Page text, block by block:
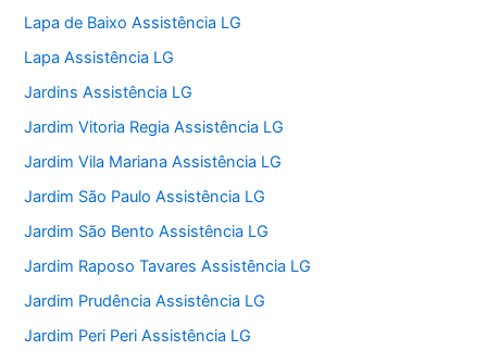
Lapa de Baixo Assistência LG
Lapa Assistência LG
Jardins Assistência LG
Jardim Vitoria Regia Assistência LG
Jardim Vila Mariana Assistência LG
Jardim São Paulo Assistência LG
Jardim São Bento Assistência LG
Jardim Raposo Tavares Assistência LG
Jardim Prudência Assistência LG
Jardim Peri Peri Assistência LG